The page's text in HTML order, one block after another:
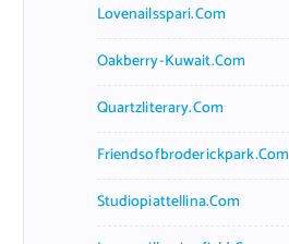
Lovenailsspari.com
Oakberry-Kuwait.com
Quartzliterary.com
Friendsofbroderickpark.com
Studiopiattellina.com